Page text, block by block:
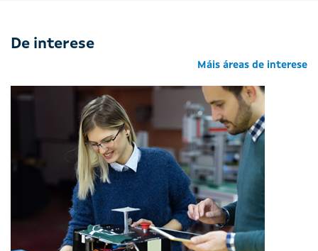
De interese
Máis áreas de interese